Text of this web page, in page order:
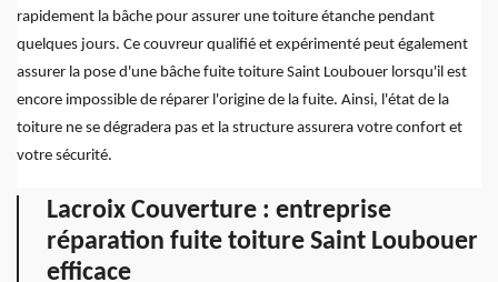
rapidement la bâche pour assurer une toiture étanche pendant
quelques jours. Ce couvreur qualifié et expérimenté peut également
assurer la pose d'une bâche fuite toiture Saint Loubouer lorsqu'il est
encore impossible de réparer l'origine de la fuite. Ainsi, l'état de la
toiture ne se dégradera pas et la structure assurera votre confort et
votre sécurité.
Lacroix Couverture : entreprise
réparation fuite toiture Saint Loubouer
efficace